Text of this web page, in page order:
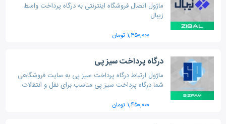
ماژول اتصال فروشگاه اینترنتی به درگاه پرداخت واسط
زیبال
درگاه پرداخت سیز پی
ماژول ارتباط درگاه پرداخت سیز پی به سایت فروشگاهی
شما.درگاه پرداخت سیز پی مناسب برای نقل و انتقالات